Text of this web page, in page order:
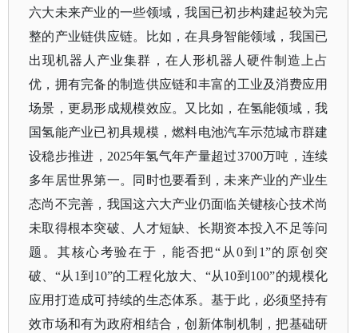
六大未来产业的一些领域，我国已初步构建起较为完
整的产业链供应链。比如，在具身智能领域，我国已
出现机器人产业集群，在人形机器人硬件制造上占
优，拥有完备的制造供应链和丰富的工业及消费应用
场景，更易形成规模效应。又比如，在氢能领域，我
国氢能产业已初具规模，燃料电池汽车示范城市群建
设稳步推进， 2025年氢气年产量超过3700万吨，连续
多年居世界第一。同时也要看到，未来产业的产业生
态尚不完善，我国这六大产业仍面临关键核心技术尚
未取得根本突破、人才短缺、长期资本投入不足等问
题。其核心考验在于，能否把“从0到1”的原创突
破、“从1到10”的工程化放大、“从10到100”的规模化
应用打造成可持续的生态体系。基于此，必须坚持有
效市场和有为政府相结合，创新体制机制，把基础研